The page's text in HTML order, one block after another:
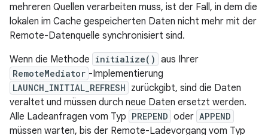
mehreren Quellen verarbeiten muss, ist der Fall, in dem die
lokalen im Cache gespeicherten Daten nicht mehr mit der
Remote-Datenquelle synchronisiert sind.
Wenn die Methode initialize() aus Ihrer
RemoteMediator -Implementierung
LAUNCH_INITIAL_REFRESH zurückgibt, sind die Daten
veraltet und müssen durch neue Daten ersetzt werden.
Alle Ladeanfragen vom Typ PREPEND oder APPEND
müssen warten, bis der Remote-Ladevorgang vom Typ